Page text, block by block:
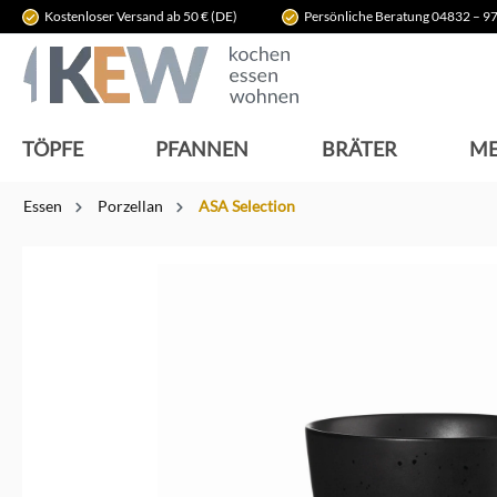
Zur Hauptnavigation springen
Kostenloser Versand ab 50 € (DE) Persönliche Beratung 04832 –
TÖPFE PFANNEN BRÄTER
Essen Porzellan ASA Selection